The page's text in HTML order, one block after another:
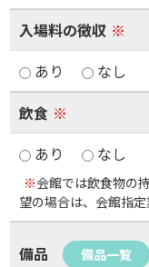
入場料の徴収 ※
あり
なし
飲食 ※
あり
なし
※会館では飲食物の
望の場合は、会館指
備品 備品一覧